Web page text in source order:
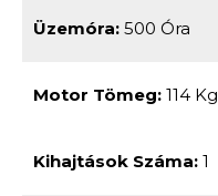
Üzemóra: 500 Óra
Motor Tömeg: 114 Kg
Kihajtások Száma: 1